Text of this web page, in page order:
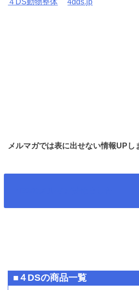
メルマガでは表に出せない情報UPし
■４DSの商品一覧